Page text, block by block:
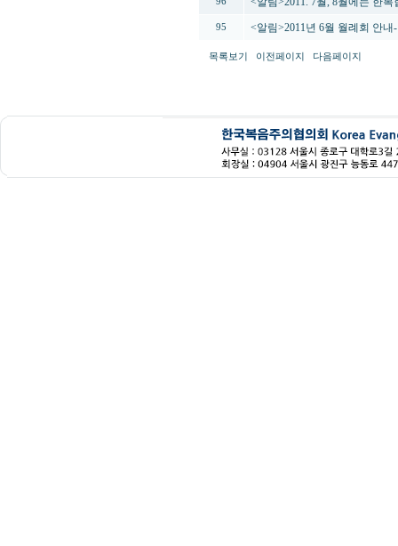
95 <알림>2011년 6월 월례회 안
목록보기 이전페이지 다음페이지